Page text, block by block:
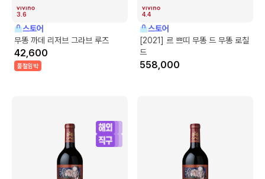
3.6
스토어
무똥 까데 리저브 그라브 루즈
42,600
품절임박
4.4
스토어
[2021] 르 쁘띠 무똥 드 무똥 로칠
드
558,000